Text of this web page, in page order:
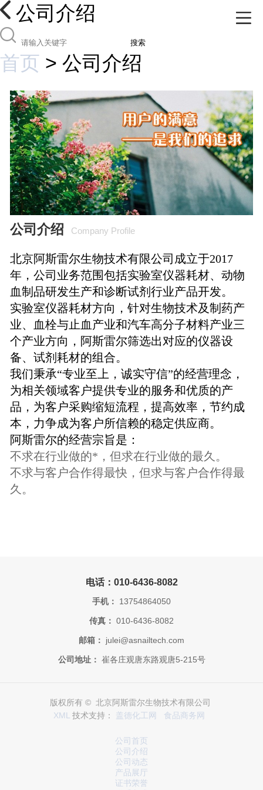
公司介绍
搜索
首页 > 公司介绍
公司介绍 Company Profile
北京阿斯雷尔生物技术有限公司成立于2017
年，公司业务范围包括实验室仪器耗材、动物
血制品研发生产和诊断试剂行业产品开发。
实验室仪器耗材方向，针对生物技术及制药产
业、血栓与止血产业和汽车高分子材料产业三
个产业方向，阿斯雷尔筛选出对应的仪器设
备、试剂耗材的组合。
我们秉承“专业至上，诚实守信”的经营理念，
为相关领域客户提供专业的服务和优质的产
品，为客户采购缩短流程，提高效率，节约成
本，力争成为客户所信赖的稳定供应商。
阿斯雷尔的经营宗旨是：
不求在行业做的*，但求在行业做的最久。
不求与客户合作得最快，但求与客户合作得最
久。
电话：010-6436-8082
手机： 13754864050
传真： 010-6436-8082
邮箱： julei@asnailtech.com
公司地址： 崔各庄观唐东路观唐5-215号
版权所有 © 北京阿斯雷尔生物技术有限公司
XML
技术支持： 盖德化工网 食品商务网
公司首页
公司介绍
公司动态
产品展厅
证书荣誉